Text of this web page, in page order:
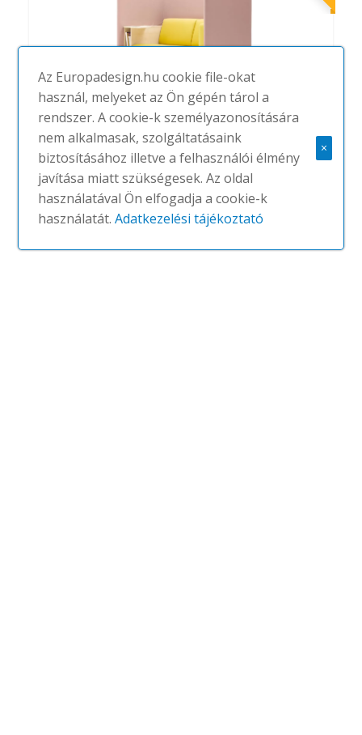
Floater kanapé - BEMUTATÓTERMI
darab
COR 3,117,976-3,117,976 FT.
Az Europadesign.hu cookie file-okat
használ, melyeket az Ön gépén tárol a
rendszer. A cookie-k személyazonosítására
nem alkalmasak, szolgáltatásaink
biztosításához illetve a felhasználói élmény
javítása miatt szükségesek. Az oldal
használatával Ön elfogadja a cookie-k
használatát.Adatkezelési tájékoztató
×